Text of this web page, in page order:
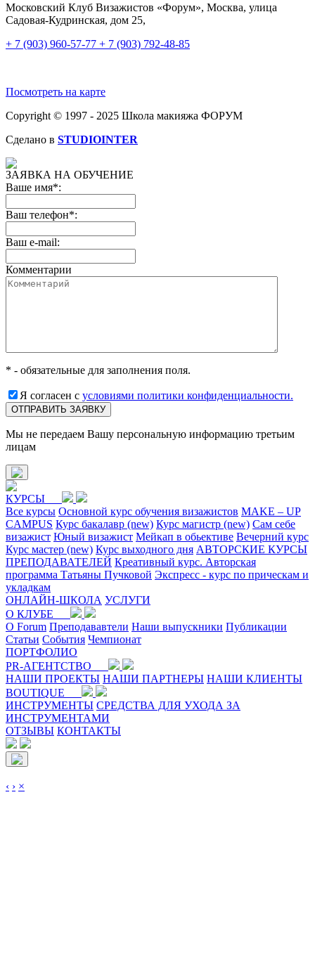
Московский Клуб Визажистов «Форум», Москва, улица
Садовая-Кудринская, дом 25,
+ 7 (903) 960-57-77 + 7 (903) 792-48-85
Посмотреть на карте
Copyright © 1997 - 2025 Школа макияжа ФОРУМ
Сделано в STUDIOINTER
ЗАЯВКА НА ОБУЧЕНИЕ
Ваше имя*:
Ваш телефон*:
Ваш e-mail:
Комментарии
* - обязательные для заполнения поля.
Я согласен с условиями политики конфиденциальности.
ОТПРАВИТЬ ЗАЯВКУ
Мы не передаем Вашу персональную информацию третьим
лицам
КУРСЫ
Все курсы Основной курс обучения визажистов MAKE – UP
CAMPUS Курс бакалавр (new) Курс магистр (new) Сам себе
визажист Юный визажист Мейкап в обьективе Вечерний курс
Курс мастер (new) Курс выходного дня АВТОРСКИЕ КУРСЫ
ПРЕПОДАВАТЕЛЕЙ Креативный курс. Авторская
программа Татьяны Пучковой Экспресс - курс по прическам и
укладкам
ОНЛАЙН-ШКОЛА УСЛУГИ
О КЛУБЕ
O Forum Преподававтели Наши выпускники Публикации
Статьи События Чемпионат
ПОРТФОЛИО
PR-АГЕНТСТВО
НАШИ ПРОЕКТЫ НАШИ ПАРТНЕРЫ НАШИ КЛИЕНТЫ
BOUTIQUE
ИНСТРУМЕНТЫ СРЕДСТВА ДЛЯ УХОДА ЗА
ИНСТРУМЕНТАМИ
ОТЗЫВЫ КОНТАКТЫ
‹ › ×